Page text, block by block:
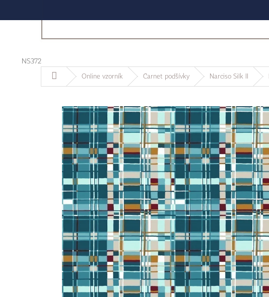
NS372
Domů Online vzorník Carnet podšívky Narciso Silk II